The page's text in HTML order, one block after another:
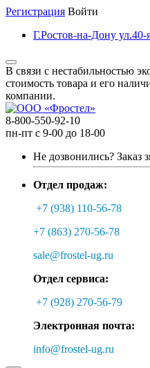
Регистрация Войти
Г.Ростов-на-Дону
В связи с нестабильностью
стоимость товара и его
компании.
8-800-550-92-10
пн-пт с 9-00 до 18-00
Не дозвонились? Заказ
Отдел продаж:
+7 (938) 110-56-78
+7 (863) 270-56-78
sale@frostel-ug.ru
Отдел сервиса:
+7 (928) 270-56-79
Электронная почта:
info@frostel-ug.ru